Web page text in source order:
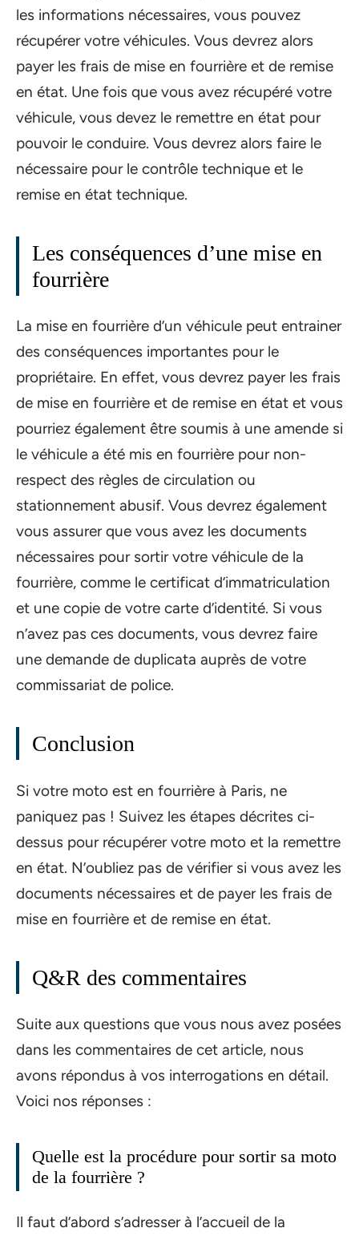
les informations nécessaires, vous pouvez
récupérer votre véhicules. Vous devrez alors
payer les frais de mise en fourrière et de remise
en état. Une fois que vous avez récupéré votre
véhicule, vous devez le remettre en état pour
pouvoir le conduire. Vous devrez alors faire le
nécessaire pour le contrôle technique et le
remise en état technique.
Les conséquences d’une mise en
fourrière
La mise en fourrière d’un véhicule peut entrainer
des conséquences importantes pour le
propriétaire. En effet, vous devrez payer les frais
de mise en fourrière et de remise en état et vous
pourriez également être soumis à une amende si
le véhicule a été mis en fourrière pour non-
respect des règles de circulation ou
stationnement abusif. Vous devrez également
vous assurer que vous avez les documents
nécessaires pour sortir votre véhicule de la
fourrière, comme le certificat d’immatriculation
et une copie de votre carte d’identité. Si vous
n’avez pas ces documents, vous devrez faire
une demande de duplicata auprès de votre
commissariat de police.
Conclusion
Si votre moto est en fourrière à Paris, ne
paniquez pas ! Suivez les étapes décrites ci-
dessus pour récupérer votre moto et la remettre
en état. N’oubliez pas de vérifier si vous avez les
documents nécessaires et de payer les frais de
mise en fourrière et de remise en état.
Q&R des commentaires
Suite aux questions que vous nous avez posées
dans les commentaires de cet article, nous
avons répondus à vos interrogations en détail.
Voici nos réponses :
Quelle est la procédure pour sortir sa moto
de la fourrière ?
Il faut d’abord s’adresser à l’accueil de la